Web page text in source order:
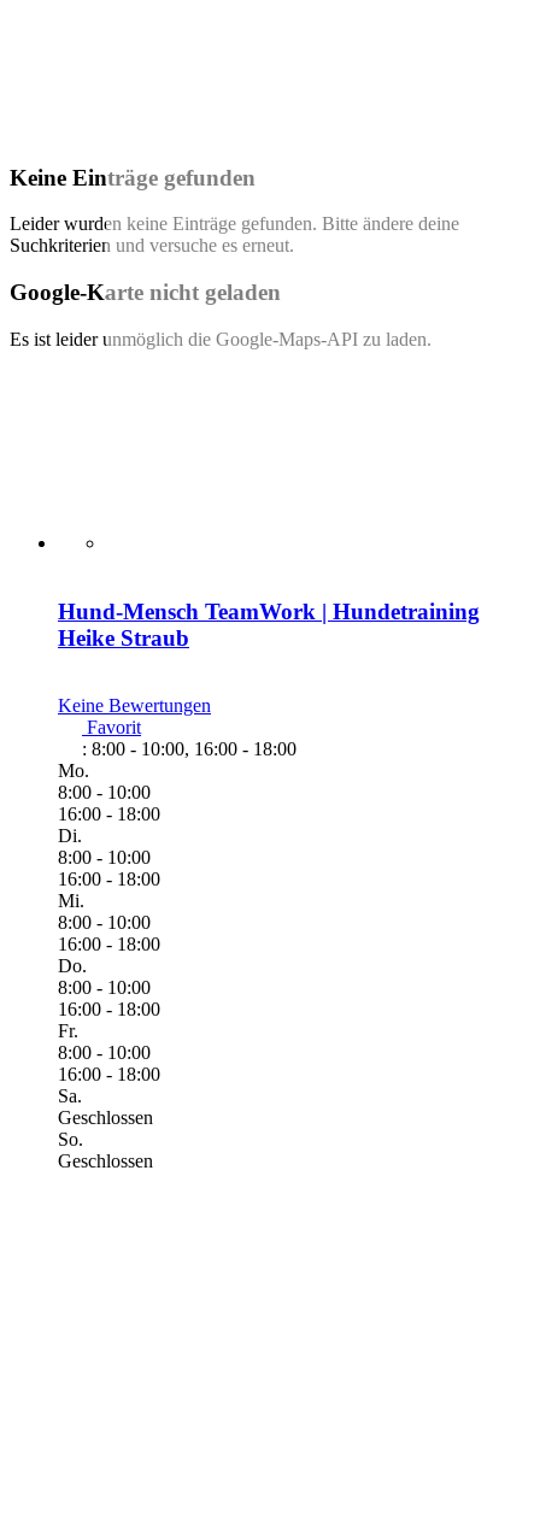
Keine Einträge gefunden
Leider wurden keine Einträge gefunden. Bitte ändere deine
Suchkriterien und versuche es erneut.
Google-Karte nicht geladen
Es ist leider unmöglich die Google-Maps-API zu laden.
Hund-Mensch TeamWork | Hundetraining
Heike Straub
Keine Bewertungen
Favorit
: 8:00 - 10:00, 16:00 - 18:00
Mo.
8:00 - 10:00
16:00 - 18:00
Di.
8:00 - 10:00
16:00 - 18:00
Mi.
8:00 - 10:00
16:00 - 18:00
Do.
8:00 - 10:00
16:00 - 18:00
Fr.
8:00 - 10:00
16:00 - 18:00
Sa.
Geschlossen
So.
Geschlossen